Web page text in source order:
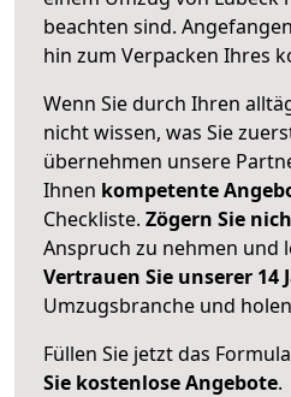
beachten sind.
hin zum Verpacken Ihres
Wenn Sie durch Ihren
nicht wissen, was Sie
übernehmen unsere
Ihnen kompetente
Checkliste. Zögern Sie
Anspruch zu nehmen und
Vertrauen Sie unserer 14
Umzugsbranche und
Füllen Sie jetzt das
Sie kostenlose Angebote.